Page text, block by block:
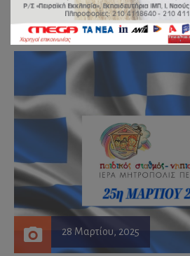
byjohnklon
28 Μαρτίου, 2025